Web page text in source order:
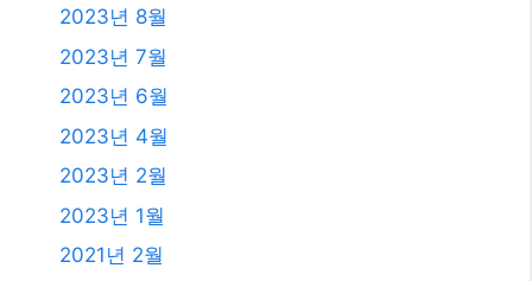
2023년 8월
2023년 7월
2023년 6월
2023년 4월
2023년 2월
2023년 1월
2021년 2월